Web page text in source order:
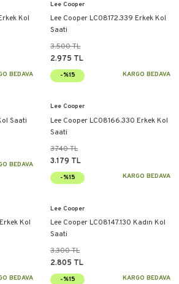
Kol
BEDAVA
Lee Cooper
Lee Cooper LC08172.339 Erkek Kol
Saati
3.500 TL
2.975 TL
-%15 KARGO BEDAVA
Saati
BEDAVA
Lee Cooper
Lee Cooper LC08166.330 Erkek Kol
Saati
3.740 TL
3.179 TL
-%15 KARGO BEDAVA
Kol
BEDAVA
Lee Cooper
Lee Cooper LC08147.130 Kadın Kol
Saati
3.300 TL
2.805 TL
-%15 KARGO BEDAVA